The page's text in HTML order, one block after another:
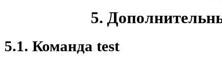
5.
5.1. Команда test